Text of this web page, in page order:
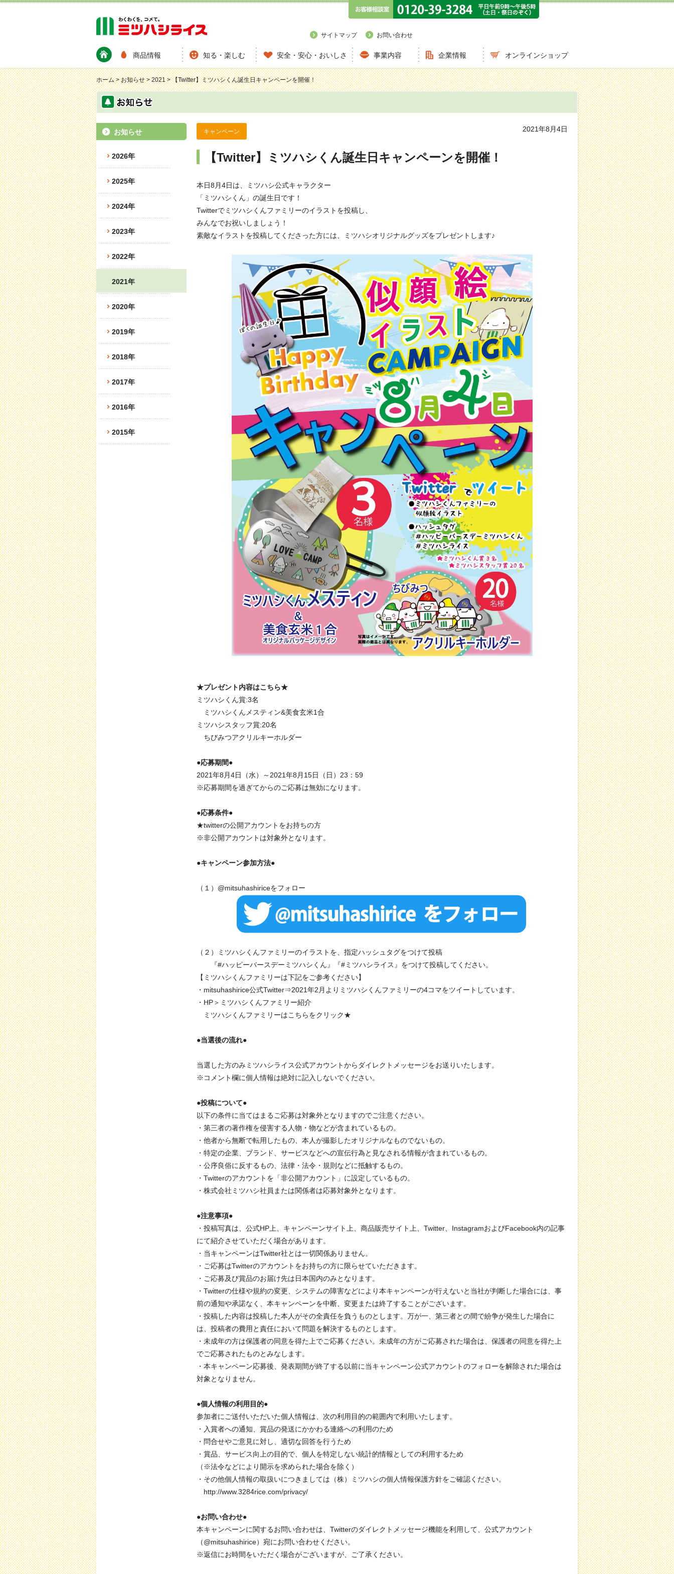
サイトマップ お問い合わせ
商品情報 知る・楽しむ 安全・安心・おいしさ 事業内容 企業情報 オンラインショップ
ホーム>お知らせ>2021>【Twitter】ミツハシくん誕生日キャンペーンを開催！
お知らせ
2026年
2025年
2024年
2023年
2022年
2021年
2020年
2019年
2018年
2017年
2016年
2015年
キャンペーン 2021年8月4日
【Twitter】ミツハシくん誕生日キャンペーンを開催！
本日8月4日は、ミツハシ公式キャラクター
「ミツハシくん」の誕生日です！
Twitterでミツハシくんファミリーのイラストを投稿し、
みんなでお祝いしましょう！
素敵なイラストを投稿してくださった方には、ミツハシオリジナルグッズをプレゼントします♪
★プレゼント内容はこちら★
ミツハシくん賞:3名
ミツハシくんメスティン&美食玄米1合
ミツハシスタッフ賞:20名
ちびみつアクリルキーホルダー
●応募期間●
2021年8月4日（水）～2021年8月15日（日）23：59
※応募期間を過ぎてからのご応募は無効になります。
●応募条件●
★twitterの公開アカウントをお持ちの方
※非公開アカウントは対象外となります。
●キャンペーン参加方法●
（１）@mitsuhashiriceをフォロー
（２）ミツハシくんファミリーのイラストを、指定ハッシュタグをつけて投稿
『#ハッピーバースデーミツハシくん』『#ミツハシライス』をつけて投稿してください。
【ミツハシくんファミリーは下記をご参考ください】
・mitsuhashirice公式Twitter⇒2021年2月よりミツハシくんファミリーの4コマをツイートしています。
・HP＞ミツハシくんファミリー紹介
ミツハシくんファミリーはこちらをクリック★
●当選後の流れ●
当選した方のみミツハシライス公式アカウントからダイレクトメッセージをお送りいたします。
※コメント欄に個人情報は絶対に記入しないでください。
●投稿について●
以下の条件に当てはまるご応募は対象外となりますのでご注意ください。
・第三者の著作権を侵害する人物・物などが含まれているもの。
・他者から無断で転用したもの、本人が撮影したオリジナルなものでないもの。
・特定の企業、ブランド、サービスなどへの宣伝行為と見なされる情報が含まれているもの。
・公序良俗に反するもの、法律・法令・規則などに抵触するもの。
・Twitterのアカウントを「非公開アカウント」に設定しているもの。
・株式会社ミツハシ社員または関係者は応募対象外となります。
●注意事項●
・投稿写真は、公式HP上、キャンペーンサイト上、商品販売サイト上、Twitter、InstagramおよびFacebook内の記事
にて紹介させていただく場合があります。
・当キャンペーンはTwitter社とは一切関係ありません。
・ご応募はTwitterのアカウントをお持ちの方に限らせていただきます。
・ご応募及び賞品のお届け先は日本国内のみとなります。
・Twitterの仕様や規約の変更、システムの障害などにより本キャンペーンが行えないと当社が判断した場合には、事
前の通知や承諾なく、本キャンペーンを中断、変更または終了することがございます。
・投稿した内容は投稿した本人がその全責任を負うものとします。万が一、第三者との間で紛争が発生した場合に
は、投稿者の費用と責任において問題を解決するものとします。
・未成年の方は保護者の同意を得た上でご応募ください。未成年の方がご応募された場合は、保護者の同意を得た上
でご応募されたものとみなします。
・本キャンペーン応募後、発表期間が終了する以前に当キャンペーン公式アカウントのフォローを解除された場合は
対象となりません。
●個人情報の利用目的●
参加者にご送付いただいた個人情報は、次の利用目的の範囲内で利用いたします。
・入賞者への通知、賞品の発送にかかわる連絡への利用のため
・問合せやご意見に対し、適切な回答を行うため
・賞品、サービス向上の目的で、個人を特定しない統計的情報としての利用するため
（※法令などにより開示を求められた場合を除く）
・その他個人情報の取扱いにつきましては（株）ミツハシの個人情報保護方針をご確認ください。
http://www.3284rice.com/privacy/
●お問い合わせ●
本キャンペーンに関するお問い合わせは、Twitterのダイレクトメッセージ機能を利用して、公式アカウント
（@mitsuhashirice）宛にお問い合わせください。
※返信にお時間をいただく場合がございますが、ご了承ください。